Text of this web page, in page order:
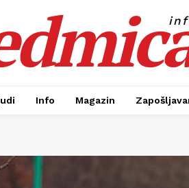
Info Magazin